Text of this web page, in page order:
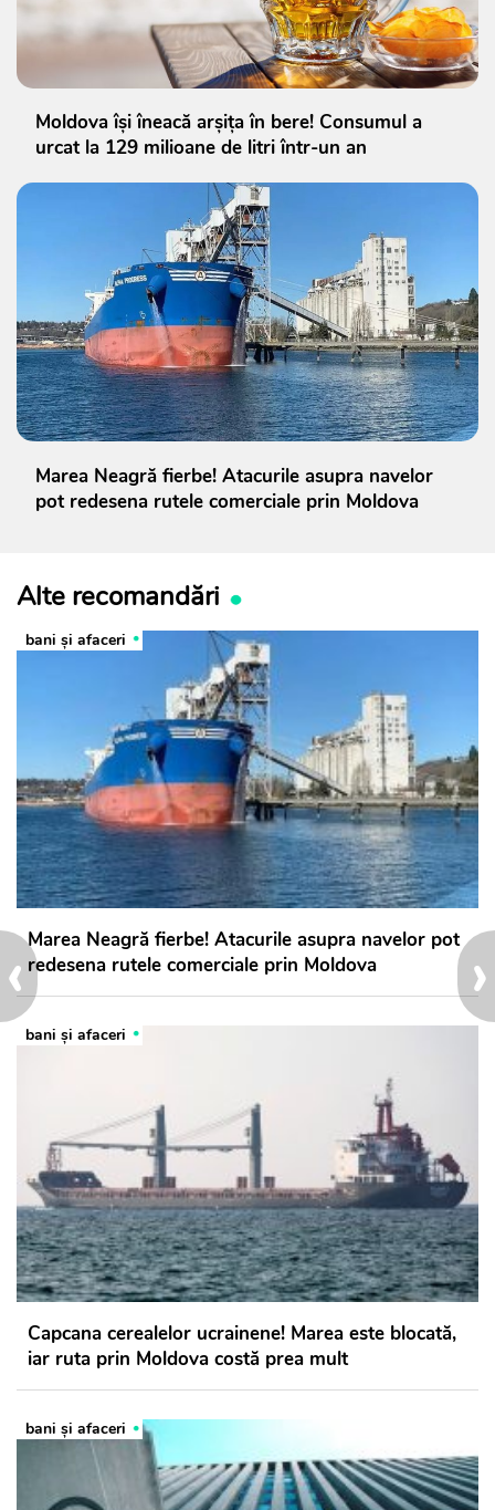
›
‹
Moldova își îneacă arșița în bere! Consumul a
urcat la 129 milioane de litri într-un an
Marea Neagră fierbe! Atacurile asupra navelor
pot redesena rutele comerciale prin Moldova
Alte recomandări
bani și afaceri
Marea Neagră fierbe! Atacurile asupra navelor pot
redesena rutele comerciale prin Moldova
bani și afaceri
Capcana cerealelor ucrainene! Marea este blocată,
iar ruta prin Moldova costă prea mult
bani și afaceri